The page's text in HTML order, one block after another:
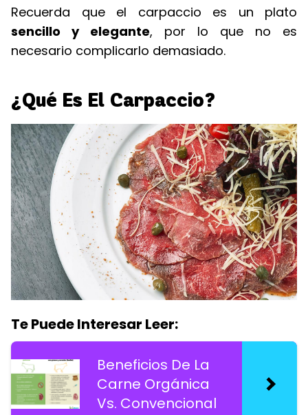
Recuerda que el carpaccio es un plato
sencillo y elegante, por lo que no es
necesario complicarlo demasiado.
¿Qué Es El Carpaccio?
Te Puede Interesar Leer:
Beneficios De La
Carne Orgánica
Vs. Convencional